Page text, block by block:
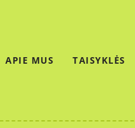
APIE MUS TAISYKLĖS